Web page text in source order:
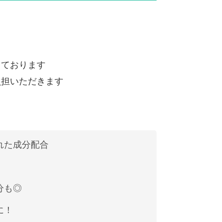
おります
いただきます
た成分配合
も◎